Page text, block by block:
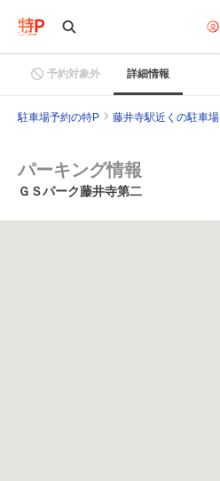
予約対象外 詳細情報
駐車場予約の特P 藤井寺駅近くの駐車場
パーキング情報
ＧＳパーク藤井寺第二